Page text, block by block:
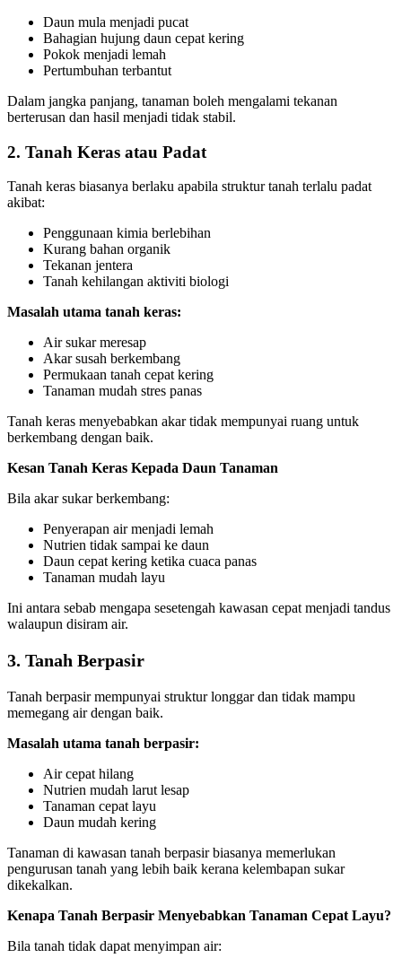
Daun mula menjadi pucat
Bahagian hujung daun cepat kering
Pokok menjadi lemah
Pertumbuhan terbantut
Dalam jangka panjang, tanaman boleh mengalami tekanan
berterusan dan hasil menjadi tidak stabil.
2. Tanah Keras atau Padat
Tanah keras biasanya berlaku apabila struktur tanah terlalu padat
akibat:
Penggunaan kimia berlebihan
Kurang bahan organik
Tekanan jentera
Tanah kehilangan aktiviti biologi
Masalah utama tanah keras:
Air sukar meresap
Akar susah berkembang
Permukaan tanah cepat kering
Tanaman mudah stres panas
Tanah keras menyebabkan akar tidak mempunyai ruang untuk
berkembang dengan baik.
Kesan Tanah Keras Kepada Daun Tanaman
Bila akar sukar berkembang:
Penyerapan air menjadi lemah
Nutrien tidak sampai ke daun
Daun cepat kering ketika cuaca panas
Tanaman mudah layu
Ini antara sebab mengapa sesetengah kawasan cepat menjadi tandus
walaupun disiram air.
3. Tanah Berpasir
Tanah berpasir mempunyai struktur longgar dan tidak mampu
memegang air dengan baik.
Masalah utama tanah berpasir:
Air cepat hilang
Nutrien mudah larut lesap
Tanaman cepat layu
Daun mudah kering
Tanaman di kawasan tanah berpasir biasanya memerlukan
pengurusan tanah yang lebih baik kerana kelembapan sukar
dikekalkan.
Kenapa Tanah Berpasir Menyebabkan Tanaman Cepat Layu?
Bila tanah tidak dapat menyimpan air: